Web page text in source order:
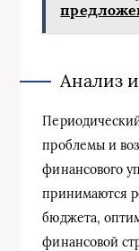
Анализ
проблемы и
финансового
принимаются
бюджета,
финансовой